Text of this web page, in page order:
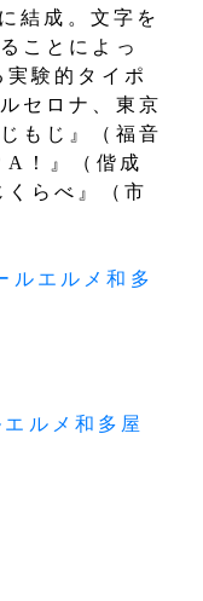
結成。文字を
ことによっ
験的タイポ
セロナ、東京
もじ』（福音
A！』（偕成
らべ』（市
ルエルメ和多
ルメ和多屋